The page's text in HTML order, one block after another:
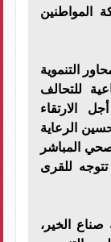
المواطنين
التنموية
للتحالف
الارتقاء
الرعاية
المباشر
للقرى
الخير،